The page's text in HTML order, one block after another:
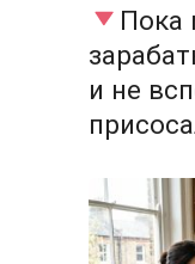
Пока
и не